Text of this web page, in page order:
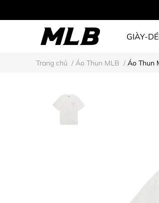
GIÀY-
Trang chủ / Áo Thun MLB / Áo Thun